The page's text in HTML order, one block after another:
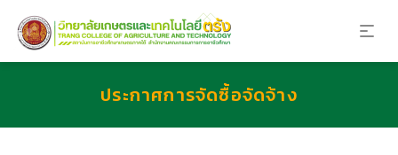
ประกาศการจัดซื้อจัดจ้าง